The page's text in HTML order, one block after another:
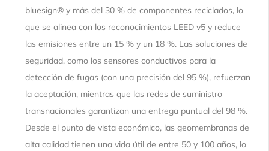
bluesign® y más del 30 % de componentes reciclados, lo
que se alinea con los reconocimientos LEED v5 y reduce
las emisiones entre un 15 % y un 18 %. Las soluciones de
seguridad, como los sensores conductivos para la
detección de fugas (con una precisión del 95 %), refuerzan
la aceptación, mientras que las redes de suministro
transnacionales garantizan una entrega puntual del 98 %.
Desde el punto de vista económico, las geomembranas de
alta calidad tienen una vida útil de entre 50 y 100 años, lo